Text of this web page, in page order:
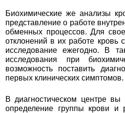
Биохимические же анализы
представление о работе
обменных процессов. Для
отклонений в их работе кровь
исследование ежегодно. В
исследования при
возможность поставить
первых клинических симптомов.
В диагностическом центре
определение группы крови и